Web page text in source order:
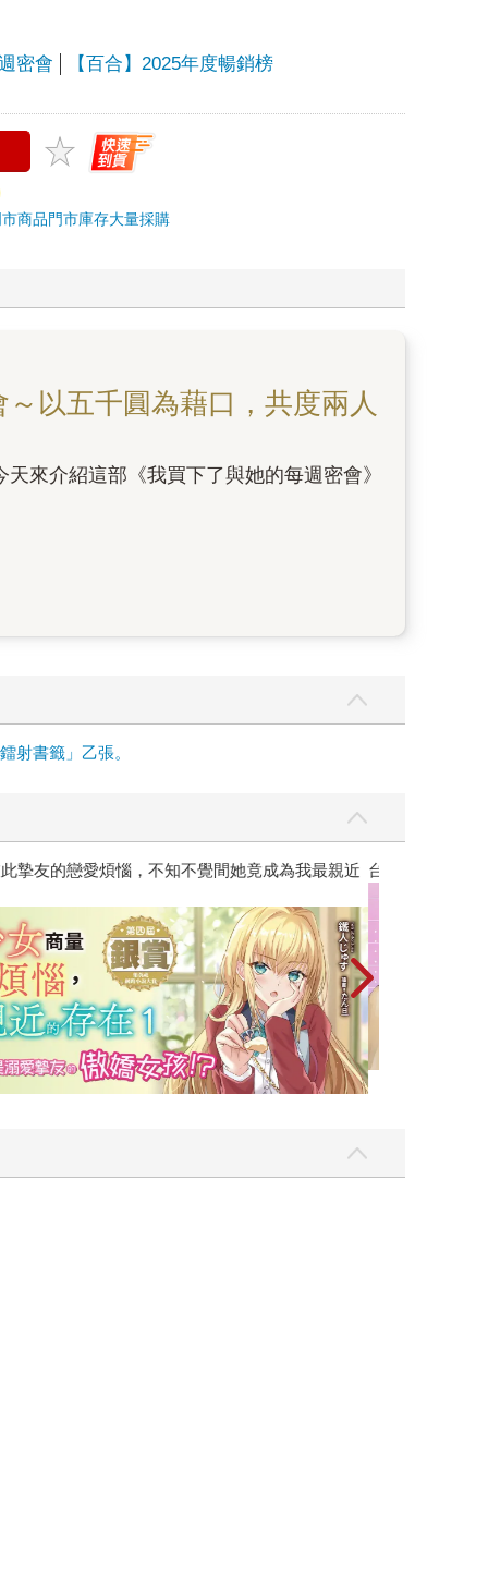
密會 【百合】2025年度暢銷榜
商品門市庫存大量採購
以五千圓為藉口，共度兩人
來介紹這部《我買下了與她的每週密會》
射書籤」乙張。
摯友的戀愛煩惱，不知不覺間她竟成為我最親近 台灣角川2026